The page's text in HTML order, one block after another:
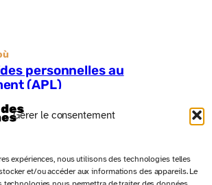
Gérer le consentement
expériences, nous utilisons des technologies telles
et/ou accéder aux informations des appareils. Le
personnelles au
(APL)